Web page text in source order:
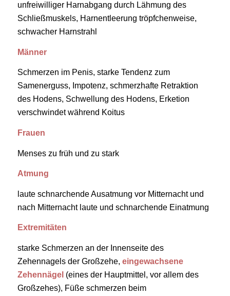
unfreiwilliger Harnabgang durch Lähmung des
Schließmuskels, Harnentleerung tröpfchenweise,
schwacher Harnstrahl
Männer
Schmerzen im Penis, starke Tendenz zum
Samenerguss, Impotenz, schmerzhafte Retraktion
des Hodens, Schwellung des Hodens, Erketion
verschwindet während Koitus
Frauen
Menses zu früh und zu stark
Atmung
laute schnarchende Ausatmung vor Mitternacht und
nach Mitternacht laute und schnarchende Einatmung
Extremitäten
starke Schmerzen an der Innenseite des
Zehennagels der Großzehe, eingewachsene
Zehennägel (eines der Hauptmittel, vor allem des
Großzehes), Füße schmerzen beim